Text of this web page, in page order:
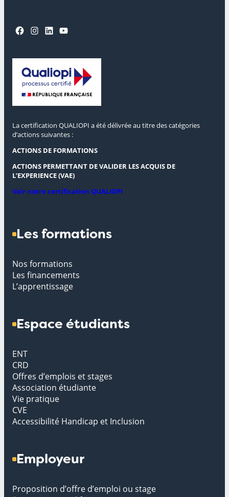
Facebook Instagram LinkedIn YouTube
La certification QUALIOPI a été délivrée au titre des catégories
d’actions suivantes :
ACTIONS DE FORMATIONS
ACTIONS PERMETTANT DE VALIDER LES ACQUIS DE
L’EXPERIENCE (VAE)
Voir notre certification QUALIOPI
Les formations
Nos formations
Les financements
L’apprentissage
Espace étudiants
ENT
CRD
Offres d’emplois et stages
Association étudiante
Vie pratique
CVE
Accessibilité Handicap et Inclusion
Employeur
Proposition d’offre d’emploi ou stage